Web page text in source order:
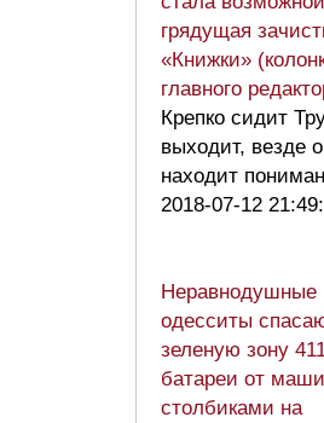
грядущая
«Книжки»
главного
Крепко сидит
выходит, везде
находит
2018-07-12
Неравнодушные
одесситы
зеленую зону
батареи от
столбиками на